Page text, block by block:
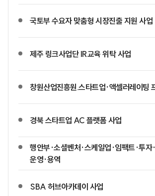
국토부 수요자 맞춤형 시장진출 지원 사업
제주 링크사업단 IR교육 위탁 사업
창원산업진흥원.스타트업·액셀러레이팅
경북 스타트업 AC 플랫폼 사업
행안부·소셜벤처·스케일업·임팩트·투자
운영·용역
SBA 허브아카데이 사업